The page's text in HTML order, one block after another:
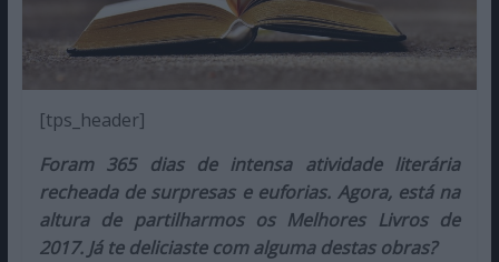
[tps_header]
Foram 365 dias de intensa atividade literária
recheada de surpresas e euforias. Agora, está na
altura de partilharmos os Melhores Livros de
2017. Já te deliciaste com alguma destas obras?